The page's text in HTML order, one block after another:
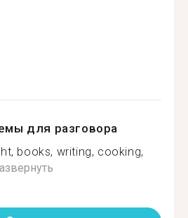
для разговора
books, writing, cooking,